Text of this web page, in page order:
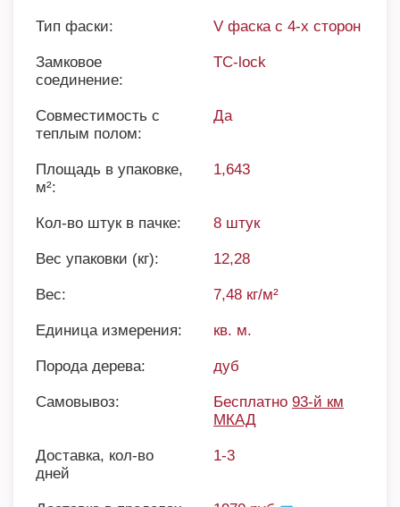
Тип фаски: V фаска с 4-х сторон
Замковое
соединение:
TC-lock
Совместимость с
теплым полом:
Да
Площадь в упаковке,
м²:
1,643
Кол-во штук в пачке: 8 штук
Вес упаковки (кг): 12,28
Вес: 7,48 кг/м²
Единица измерения: кв. м.
Порода дерева: дуб
Самовывоз: Бесплатно 93-й км
МКАД
Доставка, кол-во
дней
1-3